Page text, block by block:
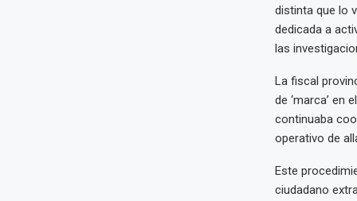
distinta que lo
dedicada a
las
La fiscal
de ‘marca’ en
continuaba
operativo de
Este
ciudadano